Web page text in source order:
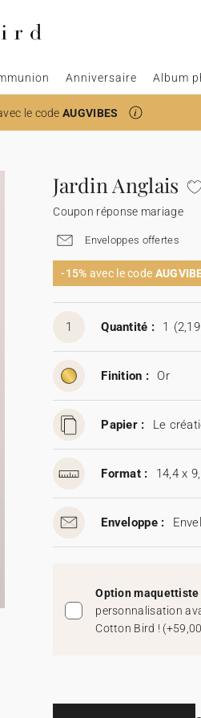
Anniversaire Album
le code AUGVIBES
Jardin Anglais
Coupon réponse mariage
Enveloppes offertes
-15% avec le code
1 Quantité : 1
Finition : Or
Papier : Le
Format : 14,4 x
Enveloppe :
Option maquettiste
personnalisation
Cotton Bird ! (